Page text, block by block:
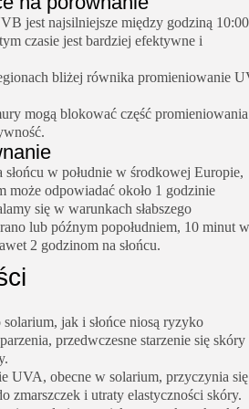
jest najsilniejsze między godziną
czasie jest bardziej efektywne i
bliżej równika promieniowanie
mogą blokować część promieniowania
słońcu w południe w środkowej Europie,
może odpowiadać około 1 godzinie
się w warunkach słabszego
lub późnym popołudniem, 10 minut w
2 godzinom na słońcu.
jak i słońce niosą ryzyko
przedwczesne starzenie się skóry
UVA, obecne w solarium, przyczynia się
zmarszczek i utraty elastyczności skóry.